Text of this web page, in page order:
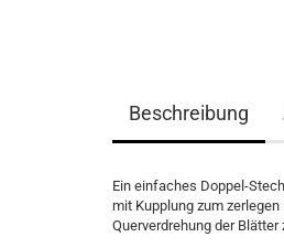
Beschreibung
Ein einfaches Doppel-
mit Kupplung zum
Querverdrehung der